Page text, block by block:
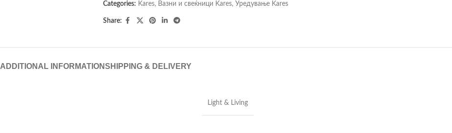
Categories: Kares, Вазни и свеќници Kares, Уредување Kares
Share:
ADDITIONAL INFORMATIONSHIPPING & DELIVERY
Light & Living